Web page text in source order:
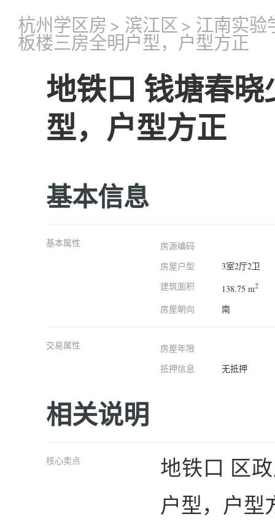
杭州学区房 > 滨江区 > 江南实验
板楼三房全明户型，户型方正
地铁口 钱塘春
型，户型方正
基本信息
基本属性
房源编码
房屋户型
3室2厅2卫
建筑面积
138.75 m2
房屋朝向 南
交易属性
房屋年限
抵押信息
无抵押
相关说明
核心卖点
地铁口 区
户型，户型